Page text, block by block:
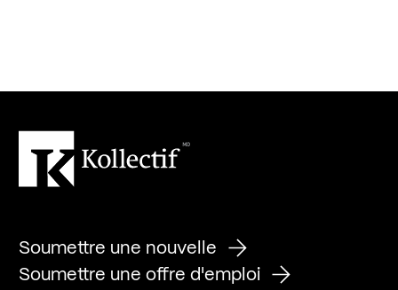
Soumettre une nouvelle
Soumettre une offre d'emploi